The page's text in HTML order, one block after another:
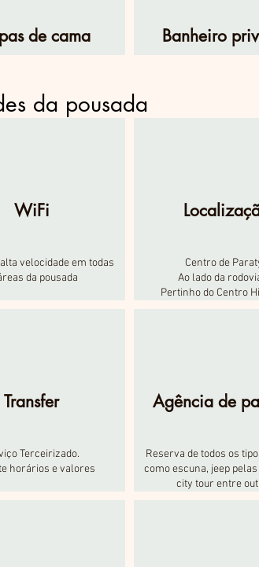
de cama Banheiro
da pousada
WiFi
velocidade em todas
da pousada
Transfer
Terceirizado.
horários e valores
Centro de
Ao lado da
Pertinho do Centro
Agência de
Reserva de todos os
como escuna, jeep
city tour entre